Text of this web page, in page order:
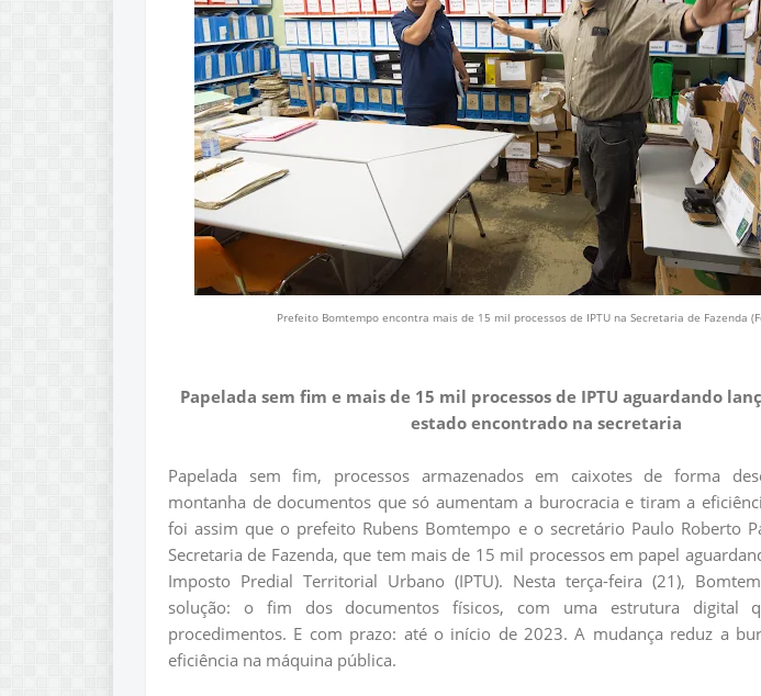
Prefeito Bomtempo encontra mais de 15 mil processos de IPTU na Secretaria de Fazenda
Papelada sem fim e mais de 15 mil processos de IPTU aguardando
estado encontrado na secretaria
Papelada sem fim, processos armazenados em caixotes de forma
montanha de documentos que só aumentam a burocracia e tiram a
foi assim que o prefeito Rubens Bomtempo e o secretário Paulo Roberto
Secretaria de Fazenda, que tem mais de 15 mil processos em papel
Imposto Predial Territorial Urbano (IPTU). Nesta terça-feira (21),
solução: o fim dos documentos físicos, com uma estrutura digital
procedimentos. E com prazo: até o início de 2023. A mudança reduz a
eficiência na máquina pública.